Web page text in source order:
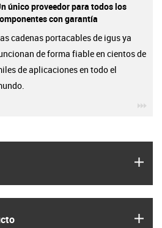
único proveedor para todos los
con garantía
cadenas portacables de igus ya
de forma fiable en cientos de
de aplicaciones en todo el